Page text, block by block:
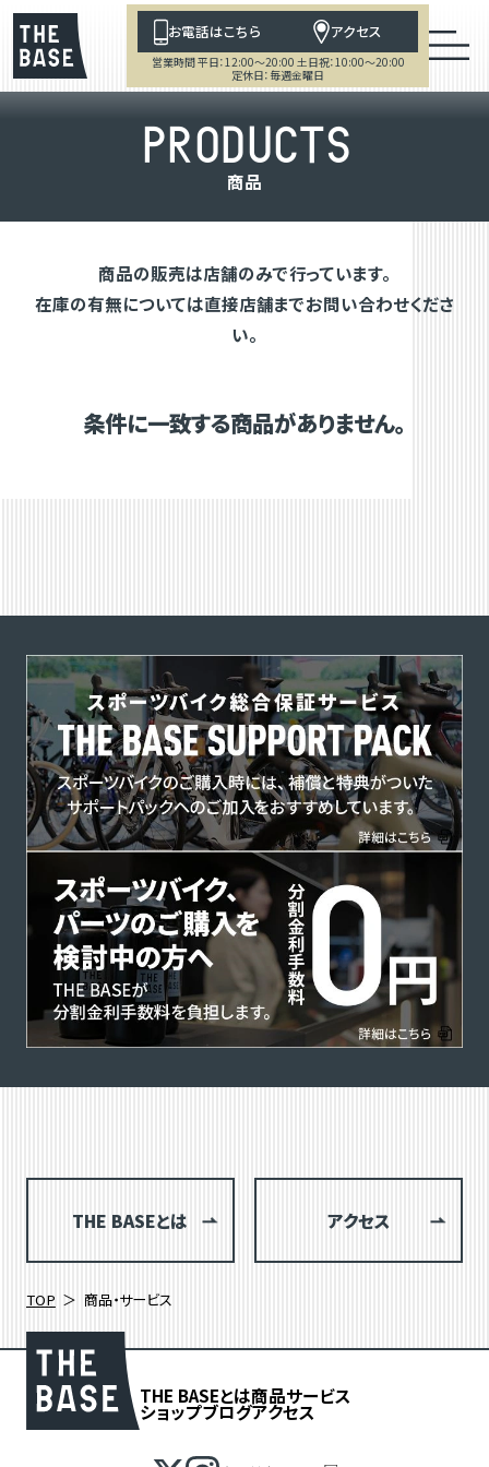
お電話はこちら アクセス
営業時間 平日：12:00～20:00 土日祝：10:00～20:00
定休日：毎週金曜日
PRODUCTS
商品
商品の販売は店舗のみで行っています。
在庫の有無については直接店舗までお問い合わせくださ
い。
条件に一致する商品がありません。
THE BASEとは アクセス
TOP 商品・サービス
THE BASEとは商品サービス
ショップブログアクセス